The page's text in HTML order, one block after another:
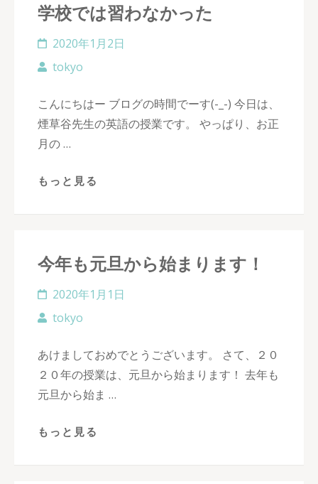
学校では習わなかった
2020年1月2日
tokyo
こんにちはー ブログの時間でーす(-_-) 今日は、
煙草谷先生の英語の授業です。 やっぱり、お正
月の …
もっと見る
今年も元旦から始まります！
2020年1月1日
tokyo
あけましておめでとうございます。 さて、２０
２０年の授業は、元旦から始まります！ 去年も
元旦から始ま …
もっと見る